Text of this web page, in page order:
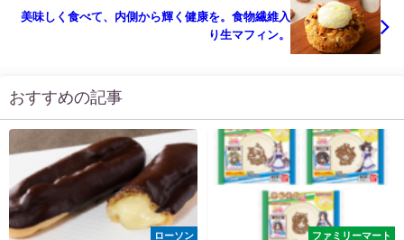
美味しく食べて、内側から輝く健康を。食物繊維入
り生マフィン。
おすすめの記事
ローソン ファミリーマート